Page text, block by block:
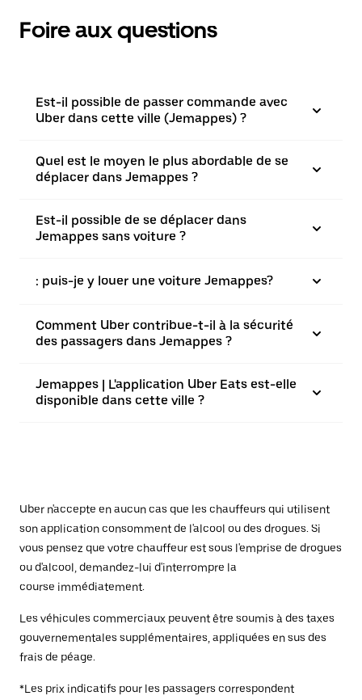
Foire aux questions
Est-il possible de passer commande avec
Uber dans cette ville (Jemappes) ?
Quel est le moyen le plus abordable de se
déplacer dans Jemappes ?
Est-il possible de se déplacer dans
Jemappes sans voiture ?
: puis-je y louer une voiture Jemappes?
Comment Uber contribue-t-il à la sécurité
des passagers dans Jemappes ?
Jemappes | L'application Uber Eats est-elle
disponible dans cette ville ?
Uber n'accepte en aucun cas que les chauffeurs qui utilisent
son application consomment de l'alcool ou des drogues. Si
vous pensez que votre chauffeur est sous l'emprise de drogues
ou d'alcool, demandez-lui d'interrompre la
course immédiatement.
Les véhicules commerciaux peuvent être soumis à des taxes
gouvernementales supplémentaires, appliquées en sus des
frais de péage.
*Les prix indicatifs pour les passagers correspondent